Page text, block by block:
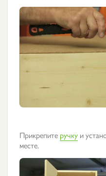
Прикрепите ручку и
месте.